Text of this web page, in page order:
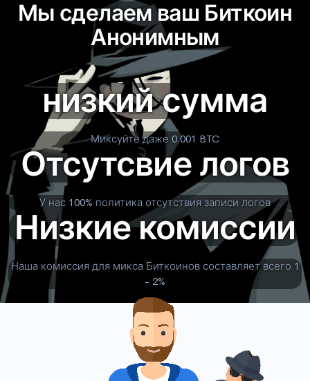
Мы сделаем ваш Биткоин
Анонимным
низкий сумма
Миксуйте даже 0.001 BTC
Отсутсвие логов
У нас 100% политика отсутствия записи логов
Низкие комиссии
Наша комиссия для микса Биткоинов составляет всего 1
- 2%